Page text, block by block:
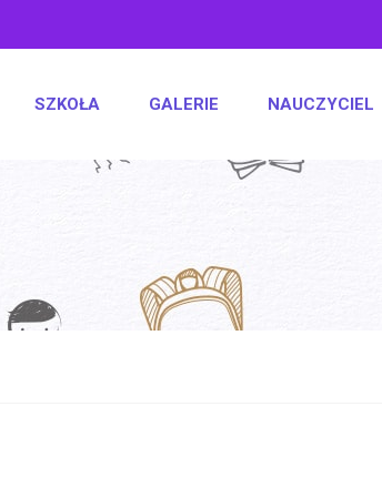
SZKOŁA GALERIE NAUCZYCIEL